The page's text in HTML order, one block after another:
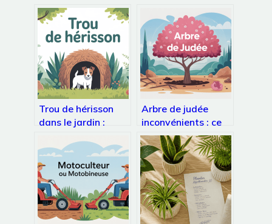
Trou de hérisson
dans le jardin :
quoi faire ?
Arbre de judée
inconvénients : ce
qu’il faut vraiment
savoir avant de
planter